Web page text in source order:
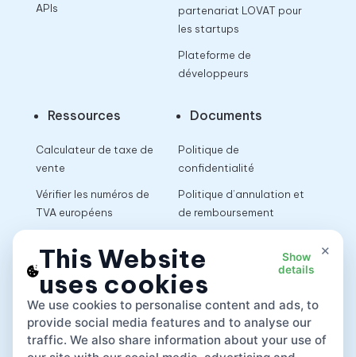
APIs
partenariat LOVAT pour
les startups
Plateforme de
développeurs
Ressources
Calculateur de taxe de
vente
Vérifier les numéros de
TVA européens
Documents
Politique de
confidentialité
Politique d’annulation et
de remboursement
App
×
This Website
uses cookies
Show
details
We use cookies to personalise content and ads, to
provide social media features and to analyse our
traffic. We also share information about your use of